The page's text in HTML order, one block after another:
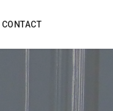
CONTACT